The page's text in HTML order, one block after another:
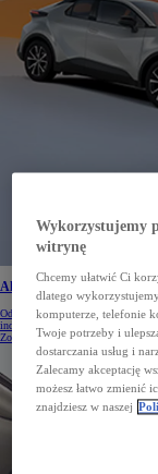
Aktualne promocje i
Odkryj aktualne promocje i
indywidualnych czekają. Sprawdź
Zobacz więcej
Wykorzystujemy
witrynę
Chcemy ułatwić Ci
dlatego
komputerze, telefonie
Twoje potrzeby i
dostarczania usług i
Zalecamy akceptację
możesz łatwo zmienić
znajdziesz w naszej